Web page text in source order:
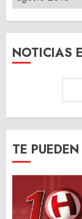
DEL
SITIO
NOTICIAS
TE